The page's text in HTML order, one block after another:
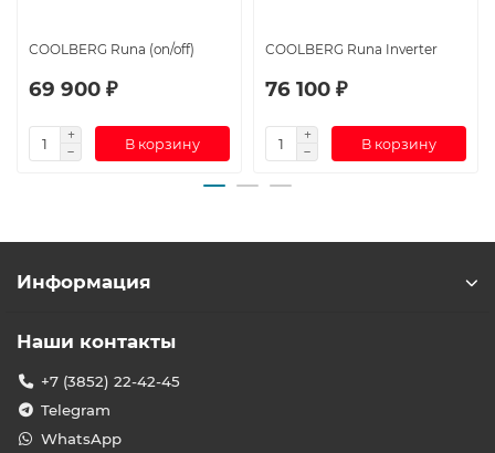
СOOLBERG Runa (on/off)
69 900 ₽
В корзину
СOOLBERG Runa Inverter
76 100 ₽
В корзину
Информация
Наши контакты
+7 (3852) 22-42-45
Telegram
WhatsApp